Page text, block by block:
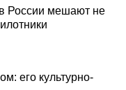
России мешают не
его культурно-